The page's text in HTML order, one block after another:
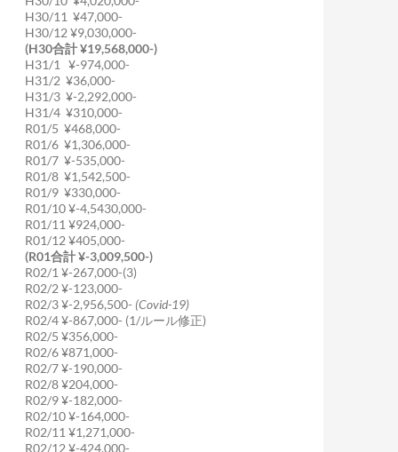
H30/11 ¥47,000-
H30/12 ¥9,030,000-
(H30合計 ¥19,568,000-)
H31/1 ¥-974,000-
H31/2 ¥36,000-
H31/3 ¥-2,292,000-
H31/4 ¥310,000-
R01/5 ¥468,000-
R01/6 ¥1,306,000-
R01/7 ¥-535,000-
R01/8 ¥1,542,500-
R01/9 ¥330,000-
R01/10 ¥-4,5430,000-
R01/11 ¥924,000-
R01/12 ¥405,000-
(R01合計 ¥-3,009,500-)
R02/1 ¥-267,000-(3)
R02/2 ¥-123,000-
R02/3 ¥-2,956,500- (Covid-19)
R02/4 ¥-867,000- (1/ルール修正)
R02/5 ¥356,000-
R02/6 ¥871,000-
R02/7 ¥-190,000-
R02/8 ¥204,000-
R02/9 ¥-182,000-
R02/10 ¥-164,000-
R02/11 ¥1,271,000-
R02/12 ¥-424,000-